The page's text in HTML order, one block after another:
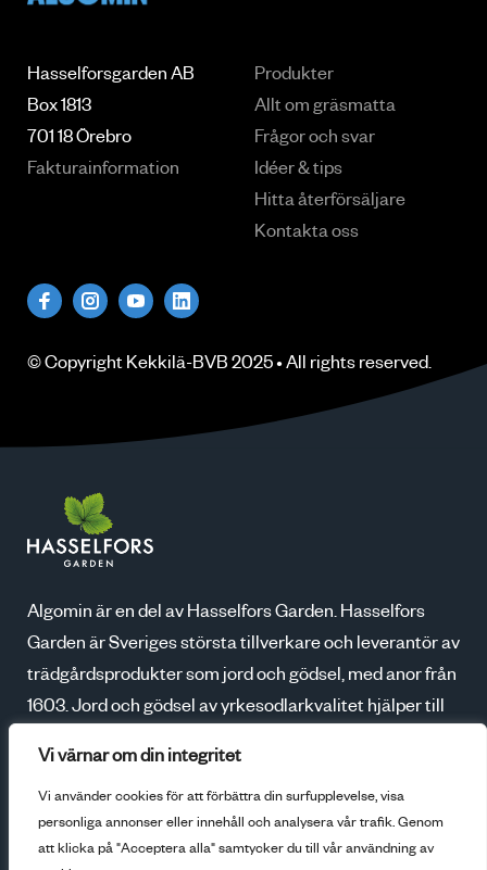
Vi värnar om din integritet
Vi använder cookies för att förbättra din surfupplevelse, visa
personliga annonser eller innehåll och analysera vår trafik. Genom
att klicka på "Acceptera alla" samtycker du till vår användning av
Hasselforsgarden AB
Box 1813
701 18 Örebro
Fakturainformation
Produkter
Allt om gräsmatta
Frågor och svar
Idéer & tips
Hitta återförsäljare
Kontakta oss
© Copyright Kekkilä-BVB 2025 • All rights reserved.
Algomin är en del av Hasselfors Garden. Hasselfors
Garden är Sveriges största tillverkare och leverantör av
trädgårdsprodukter som jord och gödsel, med anor från
1603. Jord och gödsel av yrkesodlarkvalitet hjälper till
vi för en bättre framtid.